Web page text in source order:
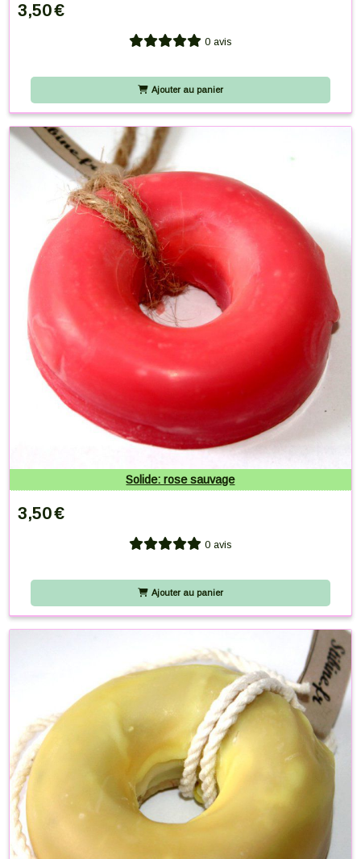
3,50€
0 avis
Ajouter au panier
Solide: rose sauvage
3,50€
0 avis
Ajouter au panier